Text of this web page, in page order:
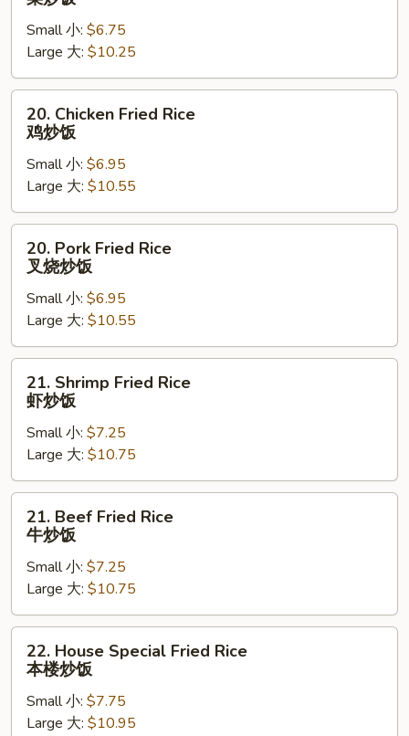
饭
Fried
Rice
炒
饭
Small 小: $6.75
Large 大: $10.25
Chicken
Fried
Rice
炒
饭
20. Chicken Fried Rice
鸡炒饭
Small 小: $6.95
Large 大: $10.55
Pork
Fried
Rice
烧
炒
20. Pork Fried Rice
叉烧炒饭
Small 小: $6.95
Large 大: $10.55
Shrimp
Fried
Rice
炒
饭
21. Shrimp Fried Rice
虾炒饭
Small 小: $7.25
Large 大: $10.75
Beef
Fried
Rice
炒
饭
21. Beef Fried Rice
牛炒饭
Small 小: $7.25
Large 大: $10.75
House
Special
Fried
Rice
22. House Special Fried Rice
本楼炒饭
Small 小: $7.75
Large 大: $10.95